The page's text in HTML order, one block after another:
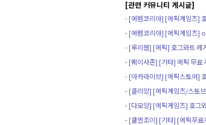
[관련 커뮤니티 게시글]
- [에펨코리아] [에픽게임즈]
- [에펨코리아] [에픽게임즈]
- [루리웹] [에픽] 호그와트 레
- [퀘이사존] [기타] 에픽 무료
- [아카라이브] [에픽스토어]
- [클리앙] [에픽게임즈/스토
- [다모앙] [에픽게임즈] 호그
- [쿨엔조이] [기타] [에픽무료